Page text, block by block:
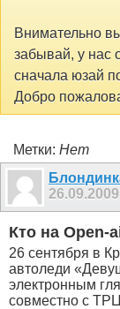
Внимательно
забывай, у нас
сначала юзай
Добро
Метки: Нет
26.09.2009
Кто на Open-
26 сентября в
автоледи
электронным
совместно с